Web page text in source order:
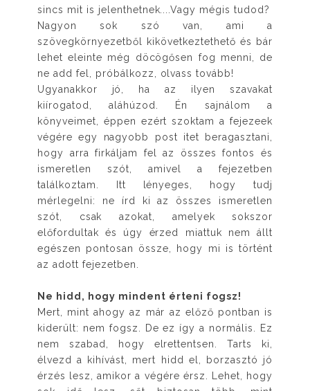
sincs mit is jelenthetnek....Vagy mégis tudod?
Nagyon sok szó van, ami a
szövegkörnyezetből kikövetkeztethető és bár
lehet eleinte még döcögősen fog menni, de
ne add fel, próbálkozz, olvass tovább!
Ugyanakkor jó, ha az ilyen szavakat
kiírogatod, aláhúzod. Én sajnálom a
könyveimet, éppen ezért szoktam a fejezeek
végére egy nagyobb post itet beragasztani,
hogy arra firkáljam fel az összes fontos és
ismeretlen szót, amivel a fejezetben
találkoztam. Itt lényeges, hogy tudj
mérlegelni: ne írd ki az összes ismeretlen
szót, csak azokat, amelyek sokszor
előfordultak és úgy érzed miattuk nem állt
egészen pontosan össze, hogy mi is történt
az adott fejezetben.
Ne hidd, hogy mindent érteni fogsz!
Mert, mint ahogy az már az előző pontban is
kiderült: nem fogsz. De ez így a normális. Ez
nem szabad, hogy elrettentsen. Tarts ki,
élvezd a kihívást, mert hidd el, borzasztó jó
érzés lesz, amikor a végére érsz. Lehet, hogy